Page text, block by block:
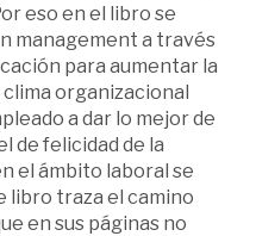
eso en el libro se
management a través
para aumentar la
organizacional
a dar lo mejor de
de felicidad de la
el ámbito laboral se
libro traza el camino
en sus páginas no